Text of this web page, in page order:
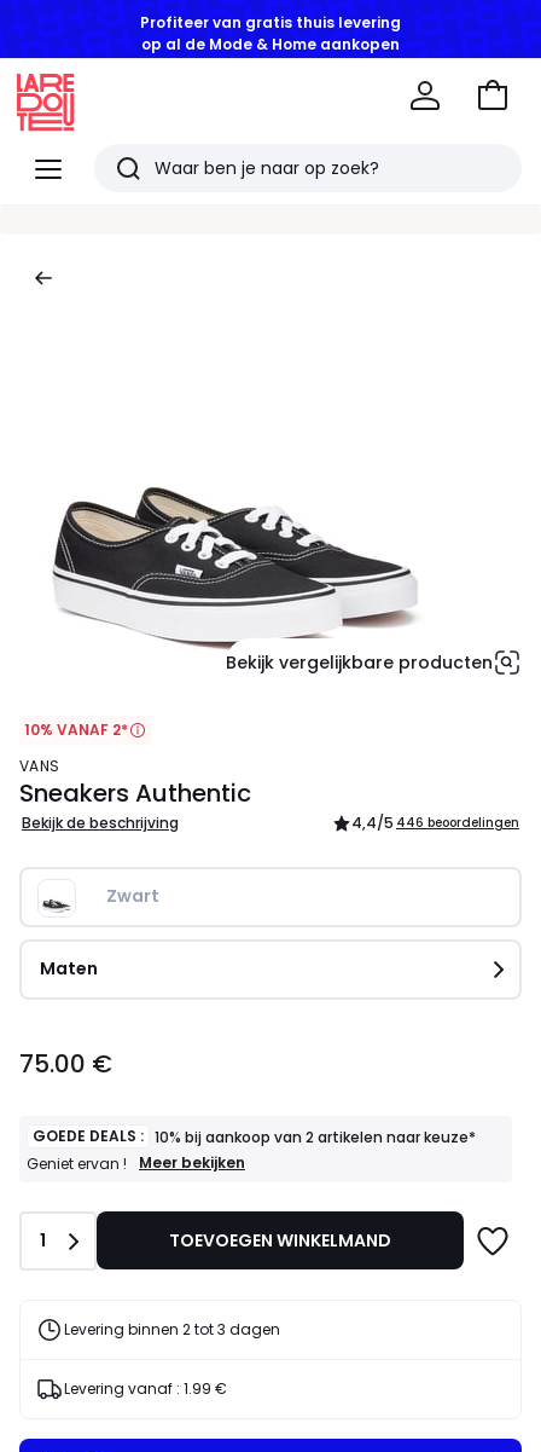
Profiteer van gratis thuis levering
op al de Mode & Home aankopen
Menu
Redoute
Zoeken
Naar
Bekijk vergelijkbare producten
10% VANAF 2*
VANS
Sneakers Authentic
Bekijk de beschrijving 4,4/5 446 beoordelingen
Zwart
Maten
€.
75.00 €
GOEDE DEALS : 10% bij aankoop van 2 artikelen naar keuze*
Geniet ervan !
GOEDE
artikelen
Geniet
Meer bekijken
Aantal
1 TOEVOEGEN WINKELMAND
Levering binnen 2 tot 3 dagen
Levering vanaf : 1.99 €